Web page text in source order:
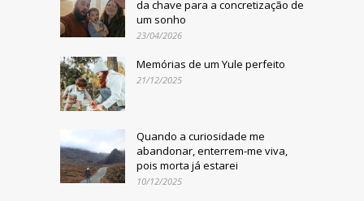
da chave para a concretização de
um sonho
23/04/2026
Memórias de um Yule perfeito
21/12/2025
Quando a curiosidade me
abandonar, enterrem-me viva,
pois morta já estarei
10/12/2025